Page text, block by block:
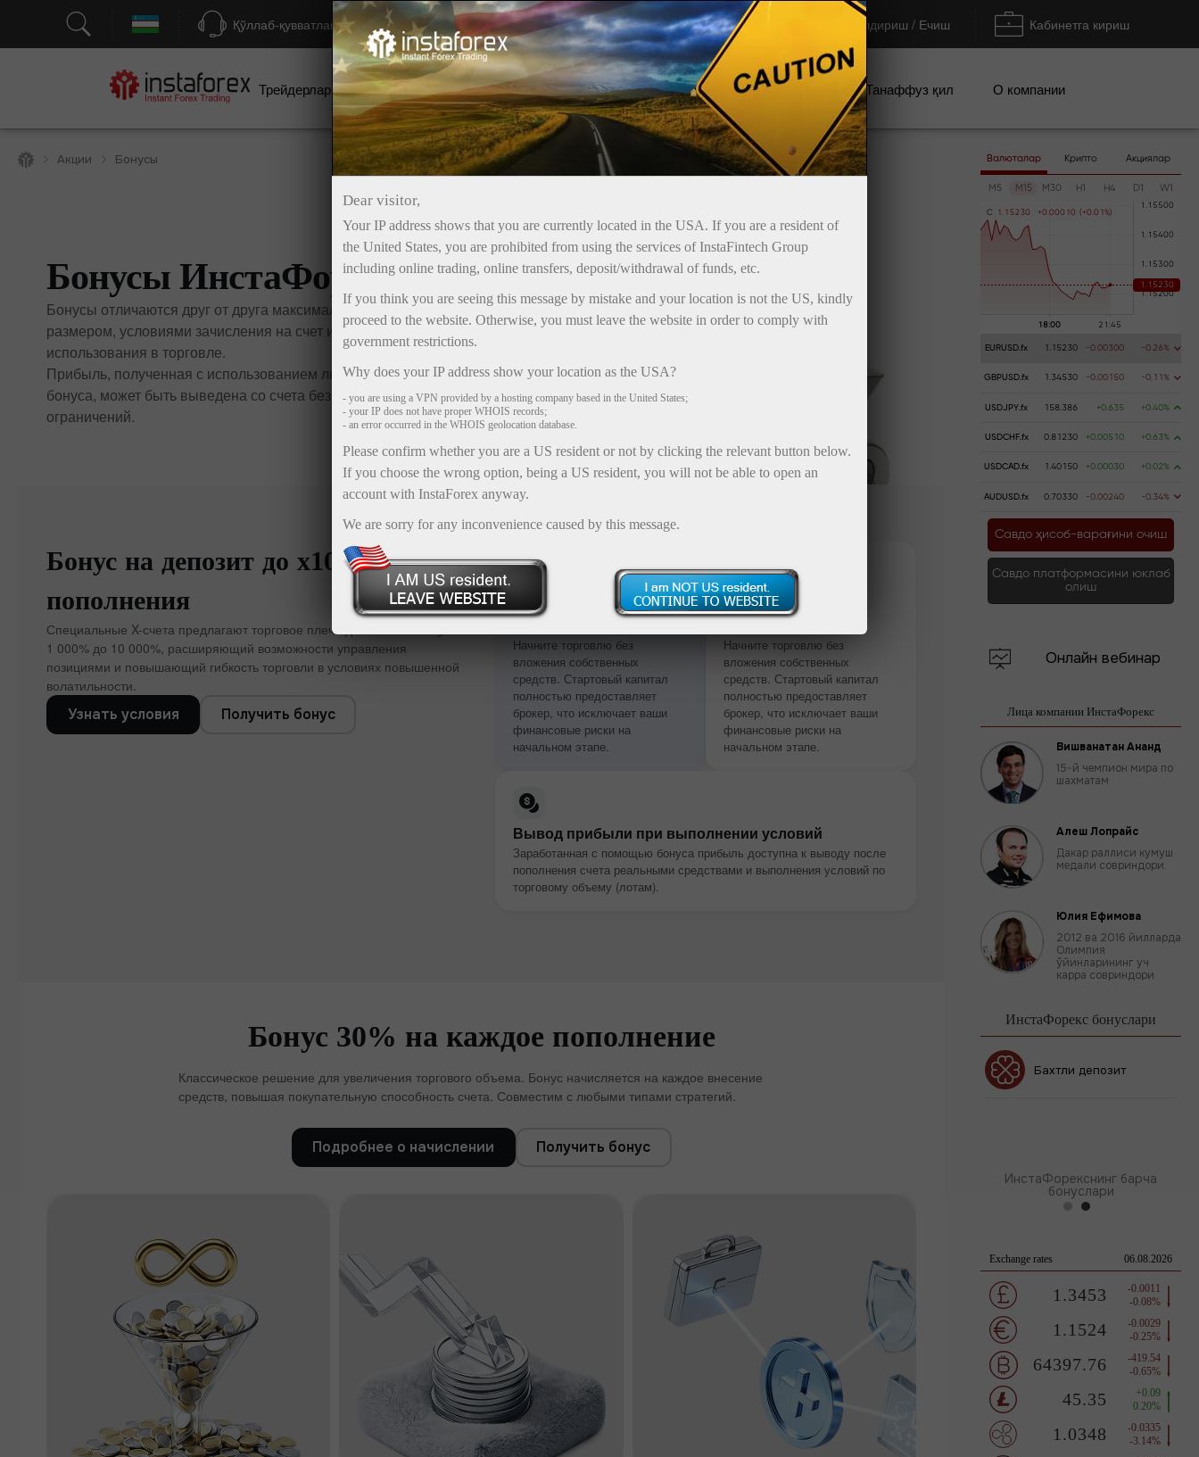
Қўллаб-қувватлаш Ҳисоб-варағини тез очиш Савдо платформаси Тўлдириш / Ечиш Кабинетга кириш
Трейдерлар учун
Энди иш
бошлаётганлар
учун
Инвесторлар учун Ҳамкорлар учун Промоакциялар Танаффуз қил О компании
Акции Бонусы
Бонусы ИнстаФорекс
Бонусы отличаются друг от друга максимальным
размером, условиями зачисления на счет и
использования в торговле.
Прибыль, полученная с использованием любого
бонуса, может быть выведена со счета без
ограничений.
Бонус на депозит до x1000 к сумме
пополнения
Специальные X-счета предлагают торговое плечо до 1:5000 и бонус от
1 000% до 10 000%, расширяющий возможности управления
позициями и повышающий гибкость торговли в условиях повышенной
волатильности.
Узнать условия Получить бонус
Без пополнения
депозита
Начните торговлю без
вложения собственных
средств. Стартовый капитал
полностью предоставляет
брокер, что исключает ваши
финансовые риски на
начальном этапе.
Без пополнения
депозита
Начните торговлю без
вложения собственных
средств. Стартовый капитал
полностью предоставляет
брокер, что исключает ваши
финансовые риски на
начальном этапе.
Вывод прибыли при выполнении условий
Заработанная с помощью бонуса прибыль доступна к выводу после
пополнения счета реальными средствами и выполнения условий по
торговому объему (лотам).
Бонус 30% на каждое пополнение
Классическое решение для увеличения торгового объема. Бонус начисляется на каждое внесение
средств, повышая покупательную способность счета. Совместим с любыми типами стратегий.
Подробнее о начислении Получить бонус
Валюталар Крипто Акциялар
M5 M15 M30 H1 H4 D1 W1
C 1 . 1 52 30 +0 .000 1 0 (+0 .0 1 %
EURUSD.fx 1.15230 -0.00300 -0.26%
GBPUSD.fx 1.34530 -0.00150 -0.11%
USDJPY.fx 158.386 +0.635 +0.40%
USDCHF.fx 0.81230 +0.00510 +0.63%
USDCAD.fx 1.40150 +0.00030 +0.02%
AUDUSD.fx 0.70330 -0.00240 -0.34%
Савдо ҳисоб-варағини очиш
Савдо платформасини юклаб
олиш
Онлайн вебинар
Лица компании ИнстаФорекс
Вишванатан Ананд
15-й чемпион мира по
шахматам
Алеш Лопрайс
Дакар раллиси кумуш
медали совриндори.
Юлия Ефимова
2012 ва 2016 йилларда
Олимпия
ўйинларининг уч
карра совриндори
ИнстаФорекс бонуслари
Бонус 30%
Клуб бонуси
Бахтли депозит
ИнстаФорекснинг барча
бонуслари
Dear visitor,
Your IP address shows that you are currently located in the USA. If you are a resident of
the United States, you are prohibited from using the services of InstaFintech Group
including online trading, online transfers, deposit/withdrawal of funds, etc.
If you think you are seeing this message by mistake and your location is not the US, kindly
proceed to the website. Otherwise, you must leave the website in order to comply with
government restrictions.
Why does your IP address show your location as the USA?
- you are using a VPN provided by a hosting company based in the United States;
- your IP does not have proper WHOIS records;
- an error occurred in the WHOIS geolocation database.
Please confirm whether you are a US resident or not by clicking the relevant button below.
If you choose the wrong option, being a US resident, you will not be able to open an
account with InstaForex anyway.
We are sorry for any inconvenience caused by this message.